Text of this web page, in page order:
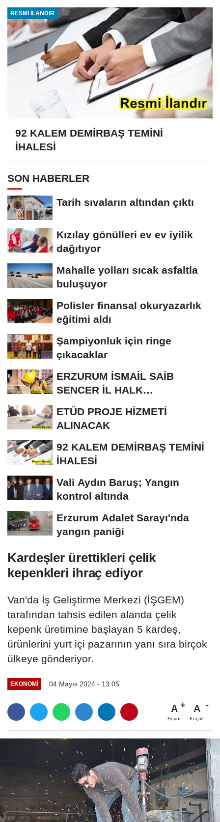
RESMİ İLANDIR
92 KALEM DEMİRBAŞ TEMİNİ
İHALESİ
SON HABERLER
Tarih sıvaların altından çıktı
Kızılay gönülleri ev ev iyilik
dağıtıyor
Mahalle yolları sıcak asfaltla
buluşuyor
Polisler finansal okuryazarlık
eğitimi aldı
Şampiyonluk için ringe
çıkacaklar
ERZURUM İSMAİL SAİB
SENCER İL HALK
KÜTÜPHANESİ BAKIM VE
ONARIM...
ETÜD PROJE HİZMETİ
ALINACAK
92 KALEM DEMİRBAŞ TEMİNİ
İHALESİ
Vali Aydın Baruş; Yangın
kontrol altında
Erzurum Adalet Sarayı'nda
yangın paniği
Kardeşler ürettikleri çelik
kepenkleri ihraç ediyor
Van'da İş Geliştirme Merkezi (İŞGEM)
tarafından tahsis edilen alanda çelik
kepenk üretimine başlayan 5 kardeş,
ürünlerini yurt içi pazarının yanı sıra birçok
ülkeye gönderiyor.
EKONOMİ 04 Mayıs 2024 - 13:05
A
Büyüt
A
Küçült